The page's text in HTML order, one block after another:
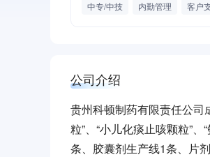
中专/中技 内勤管理 客户
公司介绍
贵州科顿制药有限责任公司
粒”、“小儿化痰止咳颗粒”
条、胶囊剂生产线1条、片